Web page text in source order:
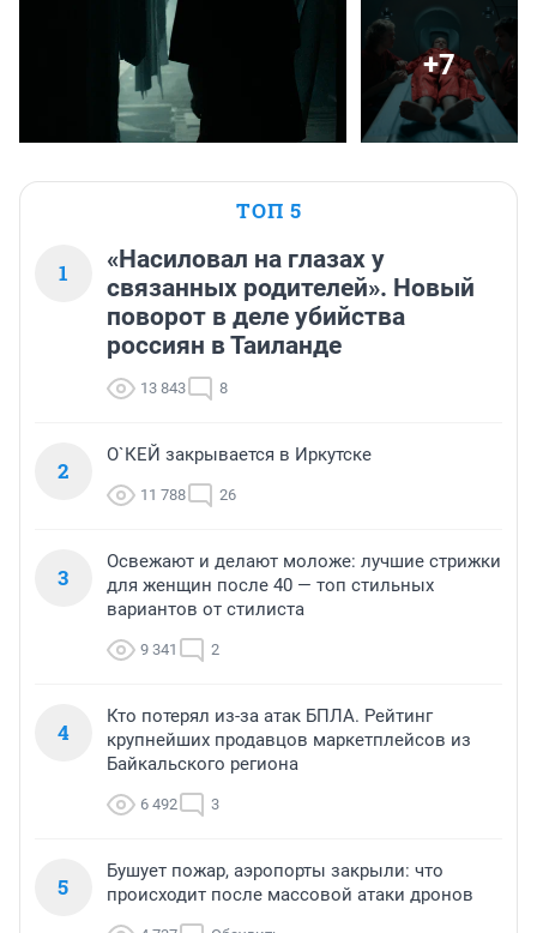
+7
ТОП 5
1
«Насиловал на глазах у
связанных родителей». Новый
поворот в деле убийства
россиян в Таиланде
13 843 8
2
О`КЕЙ закрывается в Иркутске
11 788 26
3
Освежают и делают моложе: лучшие стрижки
для женщин после 40 — топ стильных
вариантов от стилиста
9 341 2
4
Кто потерял из-за атак БПЛА. Рейтинг
крупнейших продавцов маркетплейсов из
Байкальского региона
6 492 3
5
Бушует пожар, аэропорты закрыли: что
происходит после массовой атаки дронов